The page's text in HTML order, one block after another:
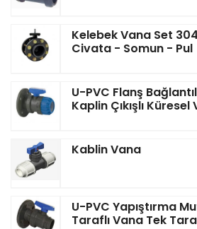
Kelebek Vana Set
Civata - Somun - Pul
U-PVC Flanş
Kaplin Çıkışlı Küresel
Kablin Vana
U-PVC Yapıştırma
Taraflı Vana Tek